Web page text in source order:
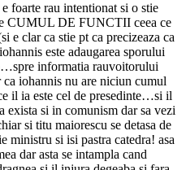
foarte rau intentionat si o stie
CUMUL DE FUNCTII ceea ce
e clar ca stie pt ca precizeaza ca
este adaugarea sporului
informatia rauvoitorului
iohannis nu are niciun cumul
il ia este cel de presedinte…si il
exista si in comunism dar sa vezi
si titu maiorescu se detasa de
ministru si isi pastra catedra! asa
dar asta se intampla cand